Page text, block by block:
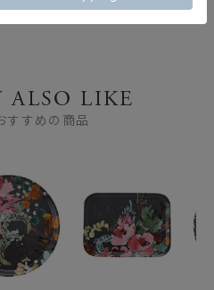
ALSO LIKE
すすめの商品